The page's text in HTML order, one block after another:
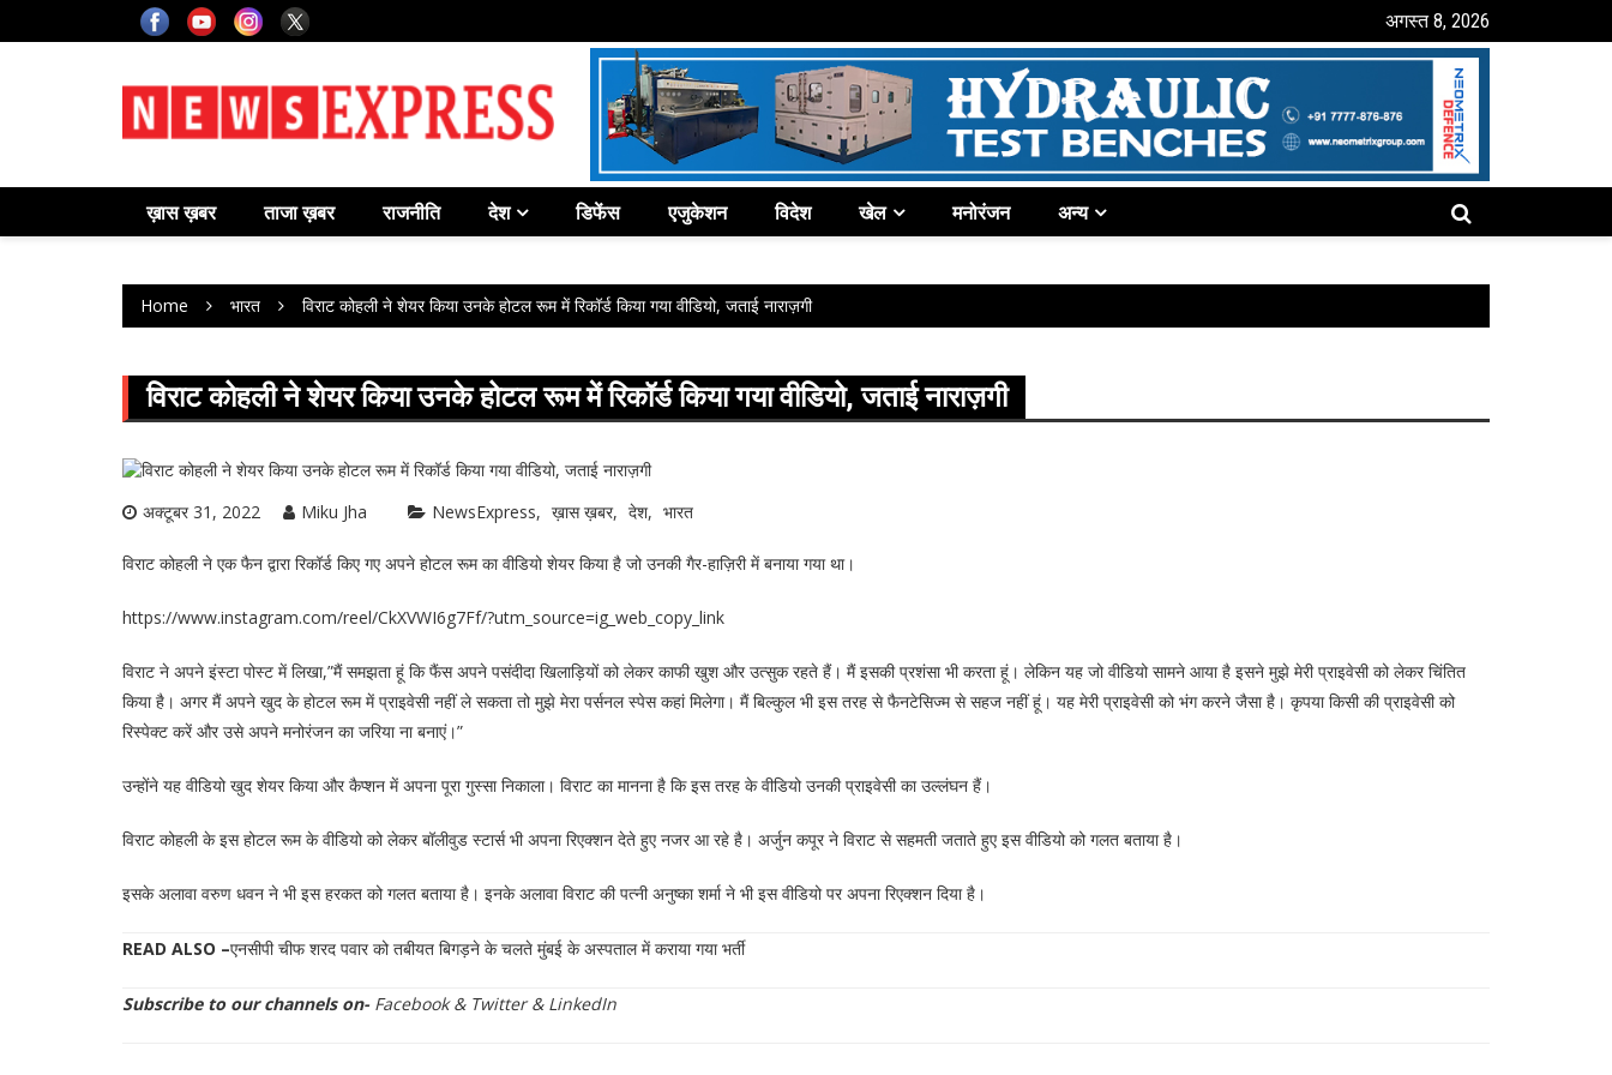
अगस्त 8, 2026
ख़ास ख़बर ताजा ख़बर राजनीति देश डिफेंस एजुकेशन विदेश खेल मनोरंजन अन्य
Home भारत विराट कोहली ने शेयर किया उनके होटल रूम में रिकॉर्ड किया गया वीडियो, जताई नाराज़गी
विराट कोहली ने शेयर किया उनके होटल रूम में रिकॉर्ड किया गया वीडियो, जताई नाराज़गी
अक्टूबर 31, 2022 Miku Jha NewsExpress ख़ास ख़बर देश भारत
विराट कोहली ने एक फैन द्वारा रिकॉर्ड किए गए अपने होटल रूम का वीडियो शेयर किया है जो उनकी गैर-हाज़िरी में बनाया गया था।
https://www.instagram.com/reel/CkXVWI6g7Ff/?utm_source=ig_web_copy_link
विराट ने अपने इंस्टा पोस्ट में लिखा,”मैं समझता हूं कि फैंस अपने पसंदीदा खिलाड़ियों को लेकर काफी खुश और उत्सुक रहते हैं। मैं इसकी प्रशंसा भी करता हूं। लेकिन यह जो वीडियो सामने आया है इसने मुझे मेरी प्राइवेसी को लेकर चिंतित
किया है। अगर मैं अपने खुद के होटल रूम में प्राइवेसी नहीं ले सकता तो मुझे मेरा पर्सनल स्पेस कहां मिलेगा। मैं बिल्कुल भी इस तरह से फैनटेसिज्म से सहज नहीं हूं। यह मेरी प्राइवेसी को भंग करने जैसा है। कृपया किसी की प्राइवेसी को
रिस्पेक्ट करें और उसे अपने मनोरंजन का जरिया ना बनाएं।”
उन्होंने यह वीडियो खुद शेयर किया और कैप्शन में अपना पूरा गुस्सा निकाला। विराट का मानना है कि इस तरह के वीडियो उनकी प्राइवेसी का उल्लंघन हैं।
विराट कोहली के इस होटल रूम के वीडियो को लेकर बॉलीवुड स्टार्स भी अपना रिएक्शन देते हुए नजर आ रहे है। अर्जुन कपूर ने विराट से सहमती जताते हुए इस वीडियो को गलत बताया है।
इसके अलावा वरुण धवन ने भी इस हरकत को गलत बताया है। इनके अलावा विराट की पत्नी अनुष्का शर्मा ने भी इस वीडियो पर अपना रिएक्शन दिया है।
READ ALSO –एनसीपी चीफ शरद पवार को तबीयत बिगड़ने के चलते मुंबई के अस्पताल में कराया गया भर्ती
Subscribe to our channels on- Facebook& Twitter& LinkedIn